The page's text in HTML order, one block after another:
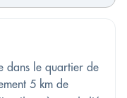
dans le quartier de
5 km de